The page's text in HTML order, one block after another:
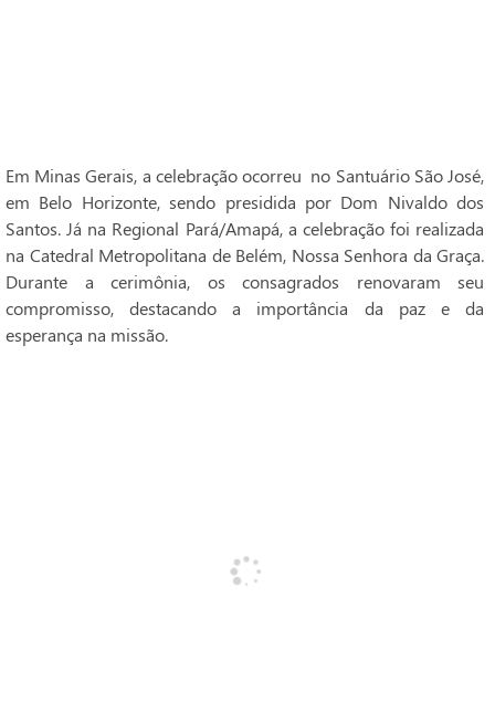
Em Minas Gerais, a celebração ocorreu no Santuário São José,
em Belo Horizonte, sendo presidida por Dom Nivaldo dos
Santos. Já na Regional Pará/Amapá, a celebração foi realizada
na Catedral Metropolitana de Belém, Nossa Senhora da Graça.
Durante a cerimônia, os consagrados renovaram seu
compromisso, destacando a importância da paz e da
esperança na missão.